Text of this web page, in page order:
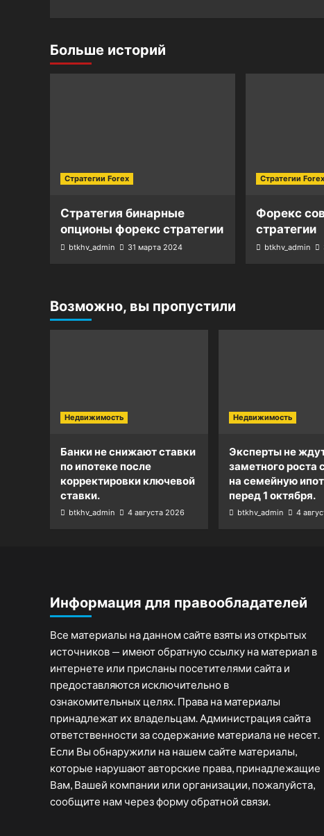
Больше историй
Стратегии Forex
Стратегия бинарные
опционы форекс стратегии
btkhv_admin 31 марта 2024
Стратегии Forex
Форекс
стратегии
btkhv_admin
Возможно, вы пропустили
Недвижимость
Банки не снижают ставки
по ипотеке после
корректировки ключевой
ставки.
btkhv_admin 4 августа 2026
Недвижимость
Эксперты не
заметного роста
на семейную
перед 1 октября.
btkhv_admin 4
Информация для правообладателей
Все материалы на данном сайте взяты из открытых
источников — имеют обратную ссылку на материал в
интернете или присланы посетителями сайта и
предоставляются исключительно в
ознакомительных целях. Права на материалы
принадлежат их владельцам. Администрация сайта
ответственности за содержание материала не несет.
Если Вы обнаружили на нашем сайте материалы,
которые нарушают авторские права, принадлежащие
Вам, Вашей компании или организации, пожалуйста,
сообщите нам через форму обратной связи.